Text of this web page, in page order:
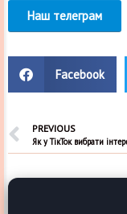
Наш телеграм
Facebook
PREVIOUS